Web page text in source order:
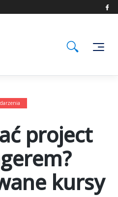
project
kursy